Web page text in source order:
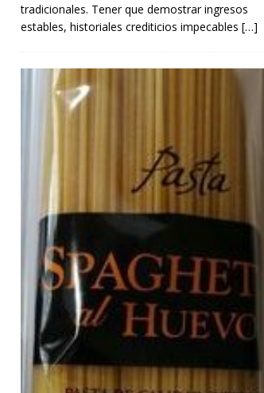
tradicionales. Tener que demostrar ingresos
estables, historiales crediticios impecables […]